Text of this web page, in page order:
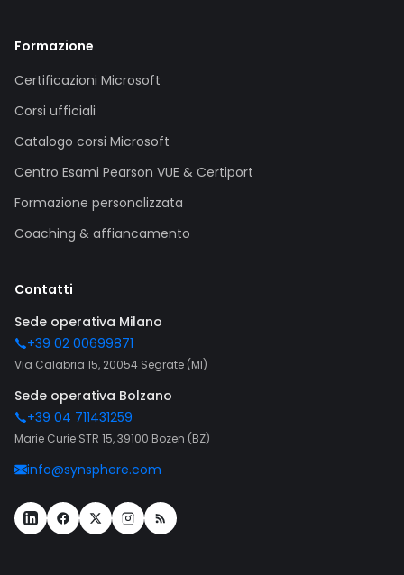
Formazione
Certificazioni Microsoft
Corsi ufficiali
Catalogo corsi Microsoft
Centro Esami Pearson VUE & Certiport
Formazione personalizzata
Coaching & affiancamento
Contatti
Sede operativa Milano
+39 02 00699871
Via Calabria 15, 20054 Segrate (MI)
Sede operativa Bolzano
+39 04 711431259
Marie Curie STR 15, 39100 Bozen (BZ)
info@synsphere.com